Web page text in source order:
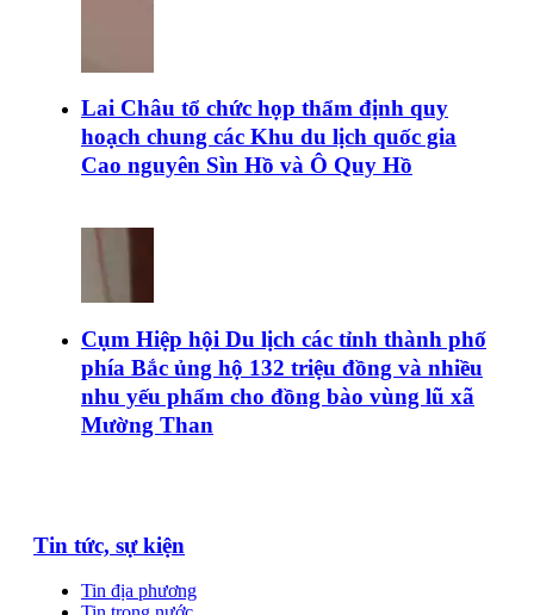
Lai Châu tổ chức họp thẩm định quy
hoạch chung các Khu du lịch quốc gia
Cao nguyên Sìn Hồ và Ô Quy Hồ
Cụm Hiệp hội Du lịch các tỉnh thành phố
phía Bắc ủng hộ 132 triệu đồng và nhiều
nhu yếu phẩm cho đồng bào vùng lũ xã
Mường Than
Tin tức, sự kiện
Tin địa phương